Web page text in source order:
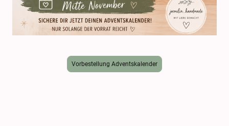
Vorbestellung Adventskalender